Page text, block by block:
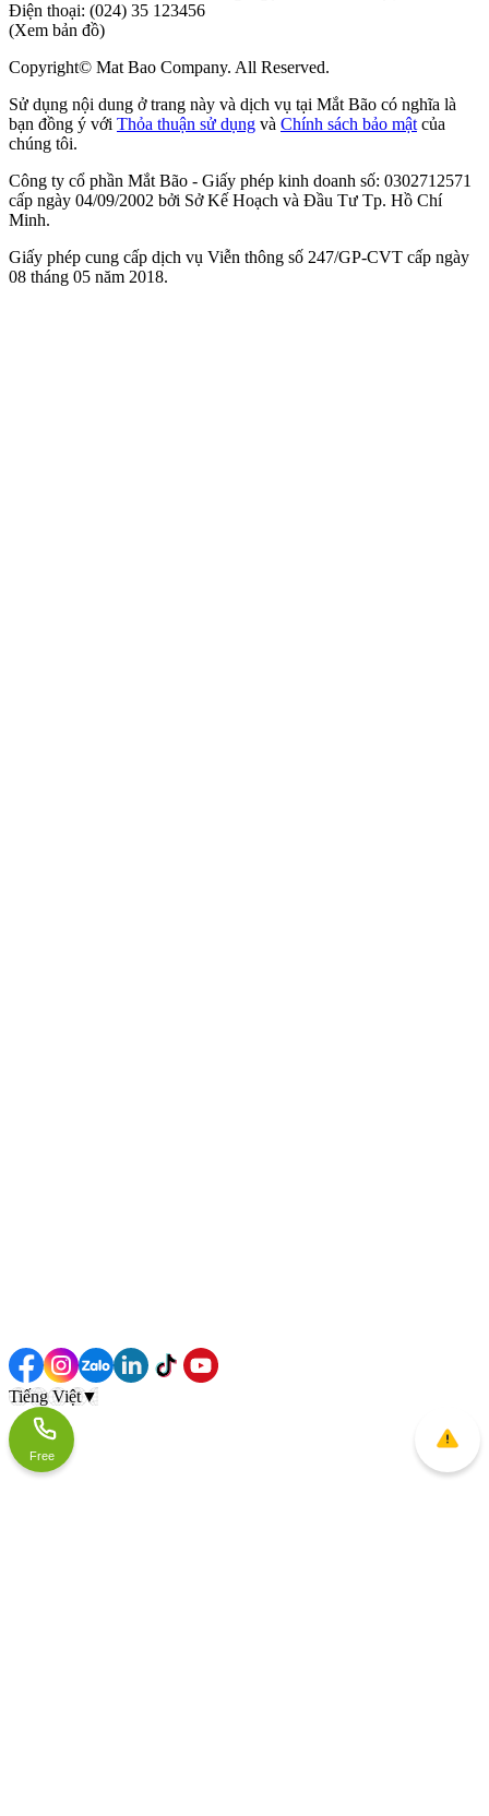
Điện thoại: (024) 35 123456
(Xem bản đồ)
Copyright© Mat Bao Company. All Reserved.
Sử dụng nội dung ở trang này và dịch vụ tại Mắt Bão có nghĩa là
bạn đồng ý với Thỏa thuận sử dụng và Chính sách bảo mật của
chúng tôi.
Công ty cổ phần Mắt Bão - Giấy phép kinh doanh số: 0302712571
cấp ngày 04/09/2002 bởi Sở Kế Hoạch và Đầu Tư Tp. Hồ Chí
Minh.
Giấy phép cung cấp dịch vụ Viễn thông số 247/GP-CVT cấp ngày
08 tháng 05 năm 2018.
Tiếng Việt▼
Free